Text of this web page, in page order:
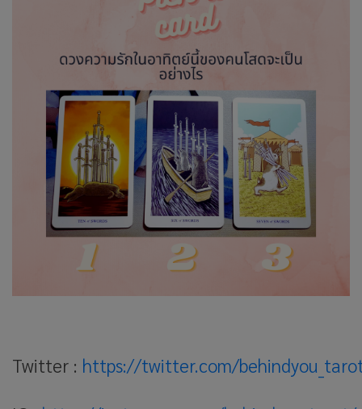
Twitter : https://twitter.com/